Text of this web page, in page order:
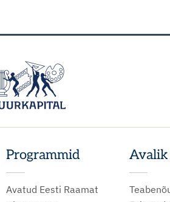
Programmid
Avatud Eesti Raamat